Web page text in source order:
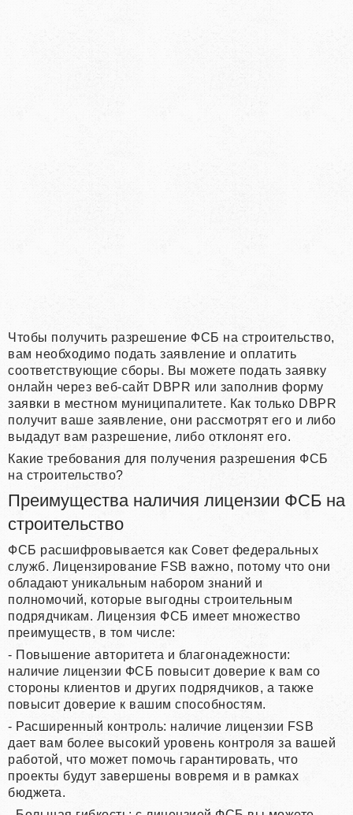
Чтобы получить разрешение ФСБ на строительство,
вам необходимо подать заявление и оплатить
соответствующие сборы. Вы можете подать заявку
онлайн через веб-сайт DBPR или заполнив форму
заявки в местном муниципалитете. Как только DBPR
получит ваше заявление, они рассмотрят его и либо
выдадут вам разрешение, либо отклонят его.
Какие требования для получения разрешения ФСБ
на строительство?
Преимущества наличия лицензии ФСБ на
строительство
ФСБ расшифровывается как Совет федеральных
служб. Лицензирование FSB важно, потому что они
обладают уникальным набором знаний и
полномочий, которые выгодны строительным
подрядчикам. Лицензия ФСБ имеет множество
преимуществ, в том числе:
- Повышение авторитета и благонадежности:
наличие лицензии ФСБ повысит доверие к вам со
стороны клиентов и других подрядчиков, а также
повысит доверие к вашим способностям.
- Расширенный контроль: наличие лицензии FSB
дает вам более высокий уровень контроля за вашей
работой, что может помочь гарантировать, что
проекты будут завершены вовремя и в рамках
бюджета.